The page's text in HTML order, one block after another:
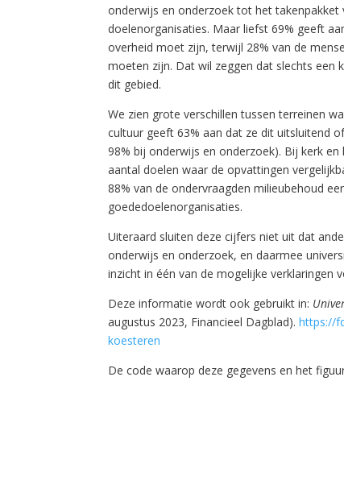
onderwijs en onderzoek tot het
doelenorganisaties. Maar liefst 69% geeft
overheid moet zijn, terwijl 28% van de
moeten zijn. Dat wil zeggen dat slechts een
dit gebied.
We zien grote verschillen tussen terreinen
cultuur geeft 63% aan dat ze dit uitsluitend
98% bij onderwijs en onderzoek). Bij kerk
aantal doelen waar de opvattingen
88% van de ondervraagden milieubehoud
goededoelenorganisaties.
Uiteraard sluiten deze cijfers niet uit dat
onderwijs en onderzoek, en daarmee
inzicht in één van de mogelijke verklaringen
Deze informatie wordt ook gebruikt in:
augustus 2023, Financieel Dagblad).https://
koesteren
De code waarop deze gegevens en het